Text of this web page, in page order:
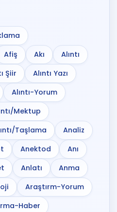
Afiş Akı
Alıntı
Şiir
Alıntı Yazı
Alıntı-Yorum
Mektup
Taşlama
Analiz
Anektod
Anı
Anlatı
Anma
Araştırm-Yorum
Haber